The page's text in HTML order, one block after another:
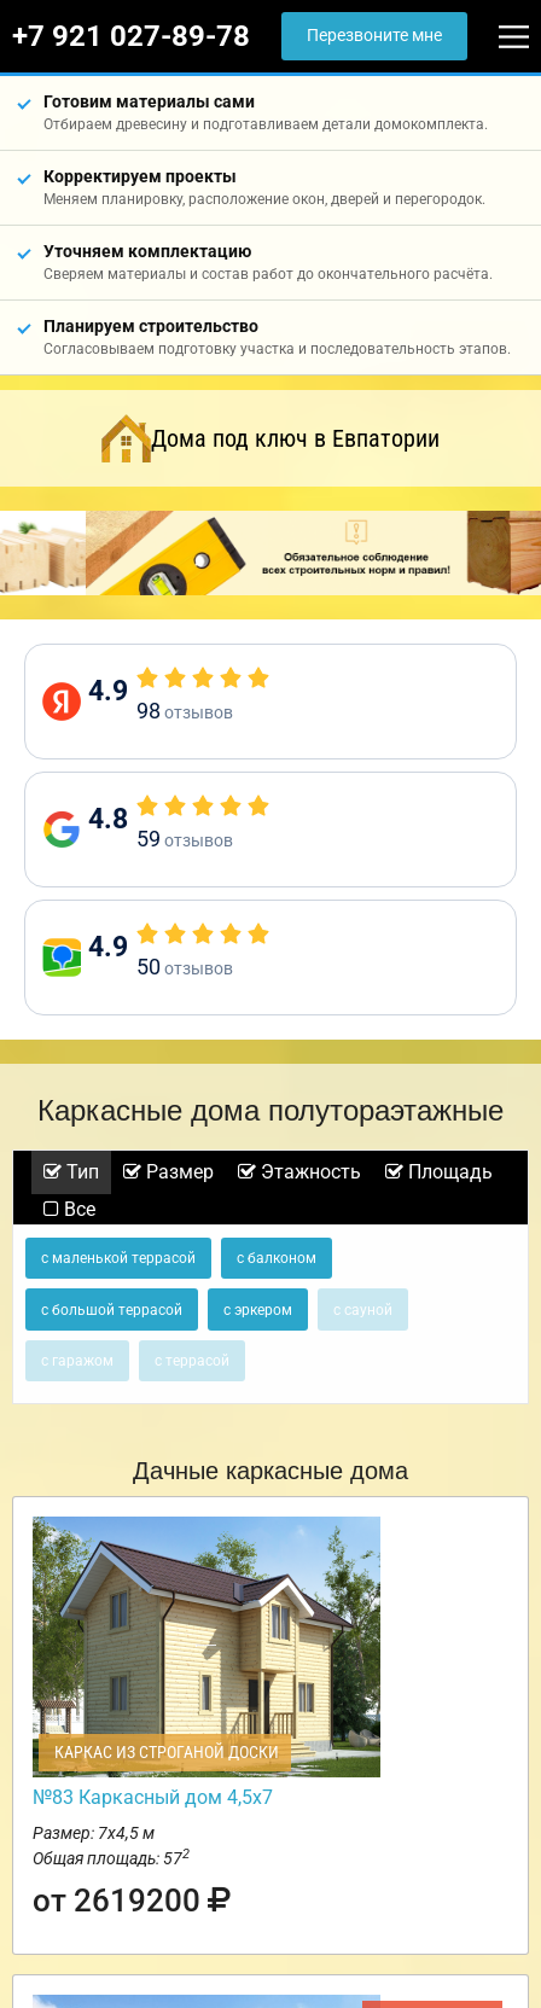
+7 921 027-89-78 Перезвоните мне
Готовим материалы сами
Отбираем древесину и подготавливаем детали домокомплекта.
Корректируем проекты
Меняем планировку, расположение окон, дверей и перегородок.
Уточняем комплектацию
Сверяем материалы и состав работ до окончательного расчёта.
Планируем строительство
Согласовываем подготовку участка и последовательность этапов.
Дома под ключ в Евпатории
4.9
98 отзывов
4.8
59 отзывов
4.9
50отзывов
Каркасные дома полутораэтажные
Тип Размер Этажность
Площадь
Все
с маленькой террасой с балконом
с большой террасой с эркером с сауной
с гаражом с террасой
Дачные каркасные дома
КАРКАС ИЗ СТРОГАНОЙ ДОСКИ
№83 Каркасный дом 4,5х7
Размер: 7х4,5 м
Общая площадь: 572
от 2619200